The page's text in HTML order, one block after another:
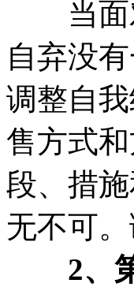
当面对
自弃没
调整自
售方式
段、措
无不可
2、第